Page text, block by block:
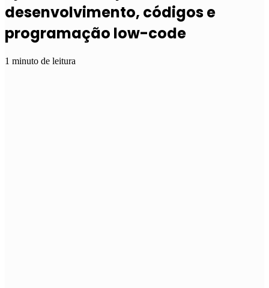
desenvolvimento, códigos e
programação low-code
1 minuto de leitura